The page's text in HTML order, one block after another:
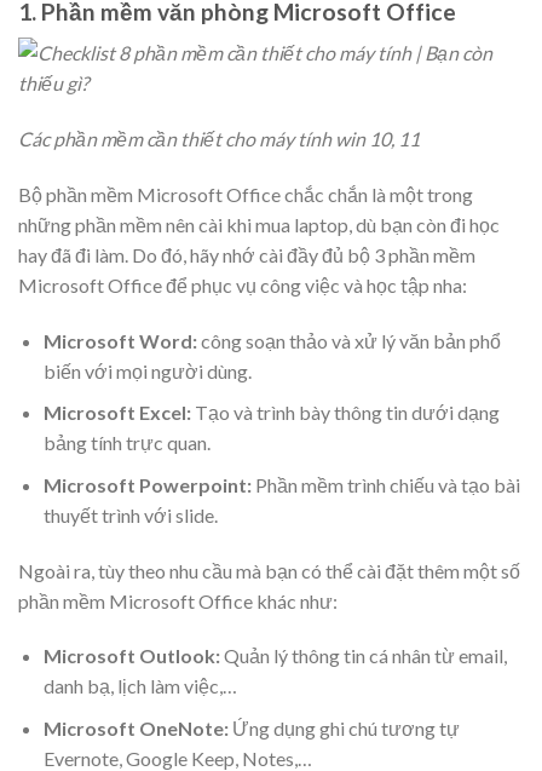
1. Phần mềm văn phòng Microsoft Office
Các phần mềm cần thiết cho máy tính win 10, 11
Bộ phần mềm Microsoft Office chắc chắn là một trong
những phần mềm nên cài khi mua laptop, dù bạn còn đi học
hay đã đi làm. Do đó, hãy nhớ cài đầy đủ bộ 3 phần mềm
Microsoft Office để phục vụ công việc và học tập nha:
Microsoft Word:công soạn thảo và xử lý văn bản phổ
biến với mọi người dùng.
Microsoft Excel: Tạo và trình bày thông tin dưới dạng
bảng tính trực quan.
Microsoft Powerpoint:Phần mềm trình chiếu và tạo bài
thuyết trình với slide.
Ngoài ra, tùy theo nhu cầu mà bạn có thể cài đặt thêm một số
phần mềm Microsoft Office khác như:
Microsoft Outlook:Quản lý thông tin cá nhân từ email,
danh bạ, lịch làm việc,…
Microsoft OneNote:Ứng dụng ghi chú tương tự
Evernote, Google Keep, Notes,…